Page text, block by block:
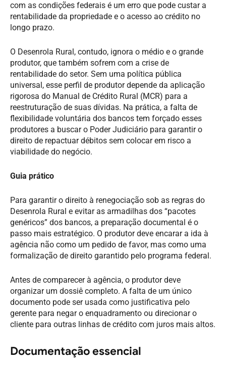
com as condições federais é um erro que pode custar a
rentabilidade da propriedade e o acesso ao crédito no
longo prazo.
O Desenrola Rural, contudo, ignora o médio e o grande
produtor, que também sofrem com a crise de
rentabilidade do setor. Sem uma política pública
universal, esse perfil de produtor depende da aplicação
rigorosa do Manual de Crédito Rural (MCR) para a
reestruturação de suas dívidas. Na prática, a falta de
flexibilidade voluntária dos bancos tem forçado esses
produtores a buscar o Poder Judiciário para garantir o
direito de repactuar débitos sem colocar em risco a
viabilidade do negócio.
Guia prático
Para garantir o direito à renegociação sob as regras do
Desenrola Rural e evitar as armadilhas dos “pacotes
genéricos” dos bancos, a preparação documental é o
passo mais estratégico. O produtor deve encarar a ida à
agência não como um pedido de favor, mas como uma
formalização de direito garantido pelo programa federal.
Antes de comparecer à agência, o produtor deve
organizar um dossiê completo. A falta de um único
documento pode ser usada como justificativa pelo
gerente para negar o enquadramento ou direcionar o
cliente para outras linhas de crédito com juros mais altos.
Documentação essencial